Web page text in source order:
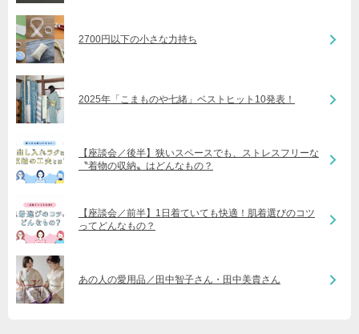
2700円以下の小さな力持ち
2025年「こまものや七緒」ベストヒット10発表！
【座談会／後半】狭いスペースでも、ストレスフリーな
〝着物の収納〟はどんなもの？
【座談会／前半】1日着ていても快適！肌着選びのコツ
ってどんなもの？
あの人の愛用品／田中智子さん・田中美貴さん